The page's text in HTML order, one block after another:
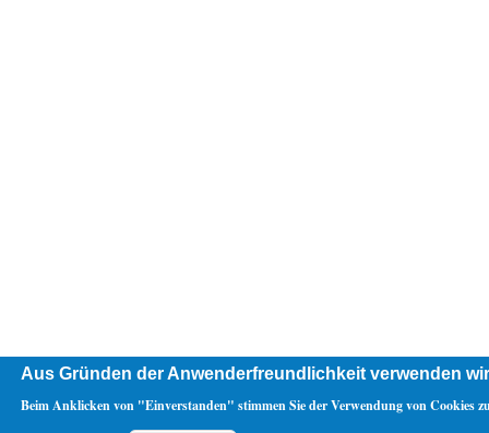
Aus Gründen der Anwenderfreundlichkeit verwenden
Beim Anklicken von "Einverstanden" stimmen Sie der Verwendung von Cookies